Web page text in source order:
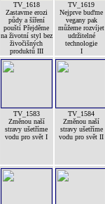
TV_1618
Zastavme erozi
půdy a šíření
pouští Přejděme
na životní styl bez
živočišných
produktů III
TV_1619
Nejprve buďme
vegany pak
můžeme rozvíjet
udržitelné
technologie
I
TV_1583
Změnou naší
stravy ušetříme
vodu pro svět I
TV_1584
Změnou naší
stravy ušetříme
vodu pro svět II